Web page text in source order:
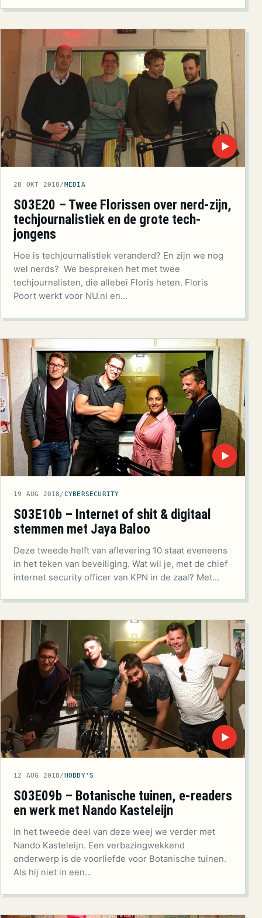
▶
28 OKT 2018/MEDIA
S03E20 – Twee Florissen over nerd-zijn,
techjournalistiek en de grote tech-
jongens
Hoe is techjournalistiek veranderd? En zijn we nog
wel nerds? We bespreken het met twee
techjournalisten, die allebei Floris heten. Floris
Poort werkt voor NU.nl en…
▶
19 AUG 2018/CYBERSECURITY
S03E10b – Internet of shit & digitaal
stemmen met Jaya Baloo
Deze tweede helft van aflevering 10 staat eveneens
in het teken van beveiliging. Wat wil je, met de chief
internet security officer van KPN in de zaal? Met…
▶
12 AUG 2018/ HOBBY'S
S03E09b – Botanische tuinen, e-readers
en werk met Nando Kasteleijn
In het tweede deel van deze weej we verder met
Nando Kasteleijn. Een verbazingwekkend
onderwerp is de voorliefde voor Botanische tuinen.
Als hij niet in een…